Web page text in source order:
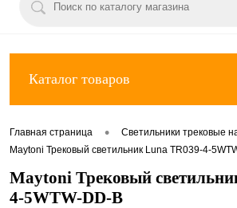
Каталог товаров
Главная страница • Светильники трековые
Maytoni Трековый светильник Luna TR039-4-
Maytoni Трековый
4-5WTW-DD-B